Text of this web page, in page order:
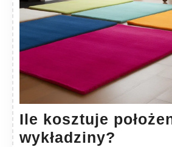
Ile kosztuje
wykładziny?